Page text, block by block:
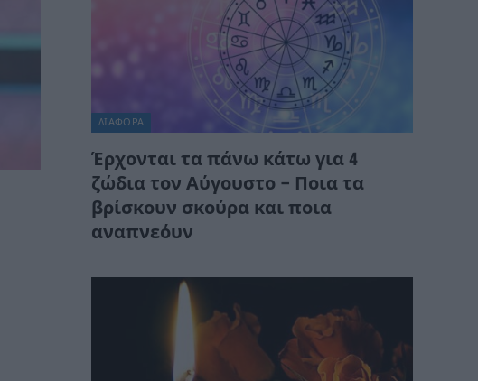
ΔΙΆΦΟΡΑ
Έρχονται τα πάνω κάτω για 4
ζώδια τον Αύγουστο – Ποια τα
βρίσκουν σκούρα και ποια
αναπνεόυν